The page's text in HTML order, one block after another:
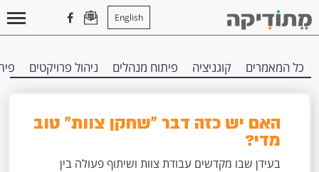
English
עמוד הבית עבודת צוות
כל המאמרים קוגניציה פיתוח מנהלים ניהול פרויקטים
האם יש כזה דבר "שחקן צוות" טוב
מדי?
בעידן שבו מקדשים עבודת צוות ושיתוף פעולה בין